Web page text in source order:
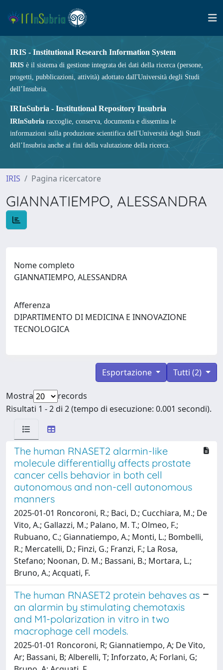
IRIS - Institutional Research Information System
IRIS è il sistema di gestione integrata dei dati della ricerca (persone,
progetti, pubblicazioni, attività) adottato dall'Università degli Studi
dell’Insubria.
IRInSubria - Institutional Repository Insubria
IRInSubria raccoglie, conserva, documenta e dissemina le
informazioni sulla produzione scientifica dell'Università degli Studi
dell’Insubria anche ai fini della valutazione della ricerca.
IRIS Pagina ricercatore
GIANNATIEMPO, ALESSANDRA
Nome completo
GIANNATIEMPO, ALESSANDRA
Afferenza
DIPARTIMENTO DI MEDICINA E INNOVAZIONE
TECNOLOGICA
Tutti (2)
Esportazione
Mostra
records
Risultati 1 - 2 di 2 (tempo di esecuzione: 0.001 secondi).
The human RNASET2 alarmin-like
molecule differentially affects prostate
cancer cells behavior in both cell
autonomous and non-cell autonomous
manners
2025-01-01 Roncoroni, R.; Baci, D.; Cucchiara, M.; De
Vito, A.; Gallazzi, M.; Palano, M. T.; Olmeo, F.;
Rubuano, C.; Giannatiempo, A.; Monti, L.; Bombelli,
R.; Mercatelli, D.; Finzi, G.; Franzi, F.; La Rosa,
Stefano; Noonan, D. M.; Bassani, B.; Mortara, L.;
Bruno, A.; Acquati, F.
The human RNASET2 protein behaves as
an alarmin by stimulating chemotaxis
and M1-polarization in vitro in two
macrophage cell models.
2025-01-01 Roncoroni, R; Giannatiempo, A; De Vito,
Ar; Bassani, B; Alberelli, T; Inforzato, A; Forlani, G;